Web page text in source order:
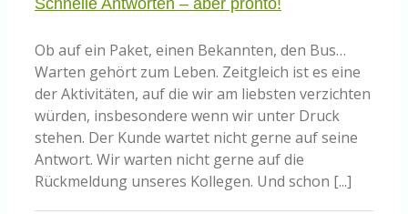
Ob auf ein Paket, einen Bekannten, den Bus…
Warten gehört zum Leben. Zeitgleich ist es eine
der Aktivitäten, auf die wir am liebsten verzichten
würden, insbesondere wenn wir unter Druck
stehen. Der Kunde wartet nicht gerne auf seine
Antwort. Wir warten nicht gerne auf die
Rückmeldung unseres Kollegen. Und schon [...]